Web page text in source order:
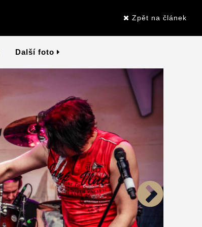
Zpět na článek
Další foto